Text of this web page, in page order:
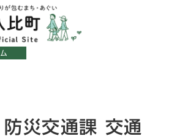
防災交通課 交通